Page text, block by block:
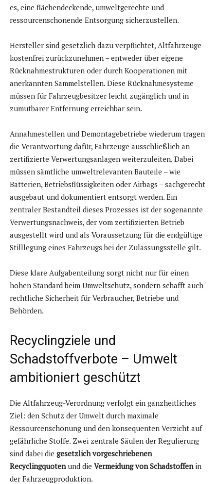
es, eine flächendeckende, umweltgerechte und
ressourcenschonende Entsorgung sicherzustellen.
Hersteller sind gesetzlich dazu verpflichtet, Altfahrzeuge
kostenfrei zurückzunehmen – entweder über eigene
Rücknahmestrukturen oder durch Kooperationen mit
anerkannten Sammelstellen. Diese Rücknahmesysteme
müssen für Fahrzeugbesitzer leicht zugänglich und in
zumutbarer Entfernung erreichbar sein.
Annahmestellen und Demontagebetriebe wiederum tragen
die Verantwortung dafür, Fahrzeuge ausschließlich an
zertifizierte Verwertungsanlagen weiterzuleiten. Dabei
müssen sämtliche umweltrelevanten Bauteile – wie
Batterien, Betriebsflüssigkeiten oder Airbags – sachgerecht
ausgebaut und dokumentiert entsorgt werden. Ein
zentraler Bestandteil dieses Prozesses ist der sogenannte
Verwertungsnachweis, der vom zertifizierten Betrieb
ausgestellt wird und als Voraussetzung für die endgültige
Stilllegung eines Fahrzeugs bei der Zulassungsstelle gilt.
Diese klare Aufgabenteilung sorgt nicht nur für einen
hohen Standard beim Umweltschutz, sondern schafft auch
rechtliche Sicherheit für Verbraucher, Betriebe und
Behörden.
Recyclingziele und
Schadstoffverbote – Umwelt
ambitioniert geschützt
Die Altfahrzeug-Verordnung verfolgt ein ganzheitliches
Ziel: den Schutz der Umwelt durch maximale
Ressourcenschonung und den konsequenten Verzicht auf
gefährliche Stoffe. Zwei zentrale Säulen der Regulierung
sind dabei die gesetzlich vorgeschriebenen
Recyclingquoten und die Vermeidung von Schadstoffen in
der Fahrzeugproduktion.